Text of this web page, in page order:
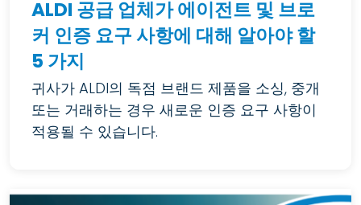
ALDI 공급 업체가 에이전트 및 브로
커 인증 요구 사항에 대해 알아야 할
5 가지
귀사가 ALDI의 독점 브랜드 제품을 소싱, 중개
또는 거래하는 경우 새로운 인증 요구 사항이
적용될 수 있습니다.